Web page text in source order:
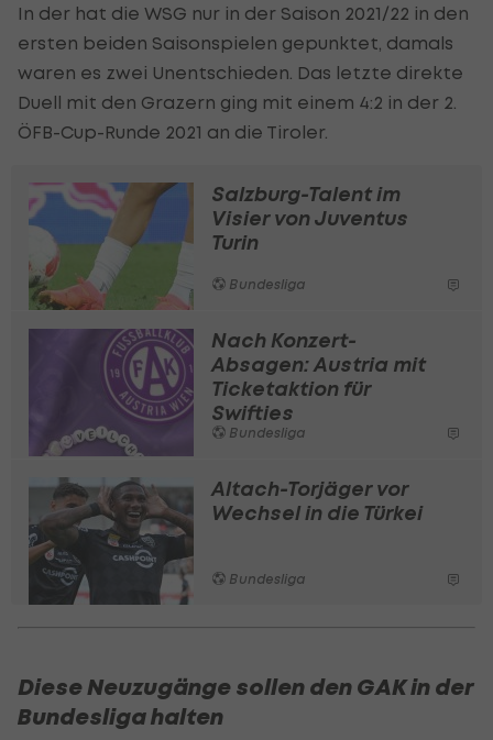
In der hat die WSG nur in der Saison 2021/22 in den
ersten beiden Saisonspielen gepunktet, damals
waren es zwei Unentschieden. Das letzte direkte
Duell mit den Grazern ging mit einem 4:2 in der 2.
ÖFB-Cup-Runde 2021 an die Tiroler.
Salzburg-Talent im
Visier von Juventus
Turin
Bundesliga
Nach Konzert-
Absagen: Austria mit
Ticketaktion für
Swifties
Bundesliga
Altach-Torjäger vor
Wechsel in die Türkei
Bundesliga
Diese Neuzugänge sollen den GAK in der
Bundesliga halten